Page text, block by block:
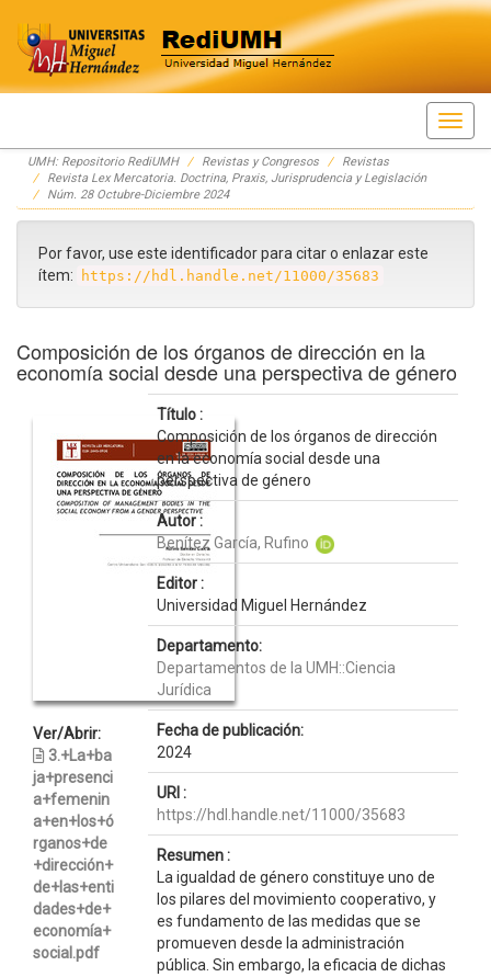
Skip
navigation
UMH: Repositorio RediUMH Revistas y Congresos
Revistas
Revista Lex Mercatoria. Doctrina, Praxis, Jurisprudencia y Legislación
Núm. 28 Octubre-Diciembre 2024
Por favor, use este identificador para citar o enlazar este
ítem:
https://hdl.handle.net/11000/35683
Composición de los órganos de dirección en la
economía social desde una perspectiva de género
Ver/Abrir:
3.+La+ba
ja+presenci
a+femenin
a+en+los+ó
rganos+de
+dirección+
de+las+enti
dades+de+
economía+
social.pdf
Título :
Composición de los órganos de dirección
en la economía social desde una
perspectiva de género
Autor :
Benítez García, Rufino
Editor :
Universidad Miguel Hernández
Departamento:
Departamentos de la UMH::Ciencia
Jurídica
Fecha de publicación:
2024
URI :
https://hdl.handle.net/11000/35683
Resumen :
La igualdad de género constituye uno de
los pilares del movimiento cooperativo, y
es fundamento de las medidas que se
promueven desde la administración
pública. Sin embargo, la eficacia de dichas